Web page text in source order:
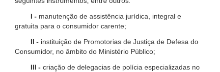
I - manutenção de assistência jurídica, integral e
gratuita para o consumidor carente;
II - instituição de Promotorias de Justiça de Defesa do
Consumidor, no âmbito do Ministério Público;
III - criação de delegacias de polícia especializadas no